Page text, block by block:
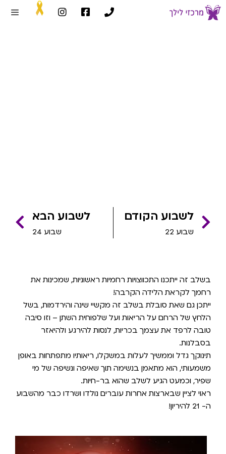
לשבוע הקודם
שבוע 22
לשבוע הבא
שבוע 24
בשלב זה ייתכנו התכווצויות רחמיות ראשוניות, שמכינות את
רחמך לקראת הלידה הקרבה!
ייתכן גם שאת סובלת בשלב זה מקשיי שינה והירדמות, בשל
הלחץ של הרחם על הריאות ועל שלפוחית השתן – וזו סיבה
טובה לרפד את עצמך בכריות, לנסות להירגע ולהיאזר
בסבלנות.
תינוקך גדל וממשיך לעלות במשקלו, ריאותיו מתפתחות באופן
משמעותי, הוא מתאמן בנשימה תוך שאיפה ונשיפה של מי
שפיר, וכמעט הגיע לשלב שהוא בר-חיות.
ראוי לציין שבארצות אחרות עוברים נולדו ושרדו כבר מהשבוע
ה- 21 להיריון!